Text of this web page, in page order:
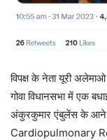
विपक्ष के नेता यूरी
गोवा विधानसभा में एक
अंकुरकुमार एंबुलेंस के आने
Cardiopulmonary